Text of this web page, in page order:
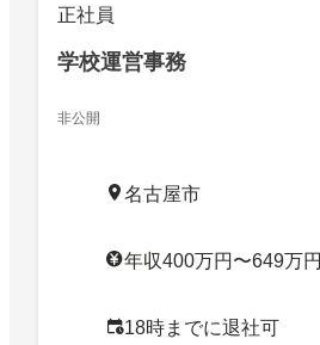
正社員
学校運営事務
非公開
名古屋市
年収400万円〜649万円
18時までに退社可